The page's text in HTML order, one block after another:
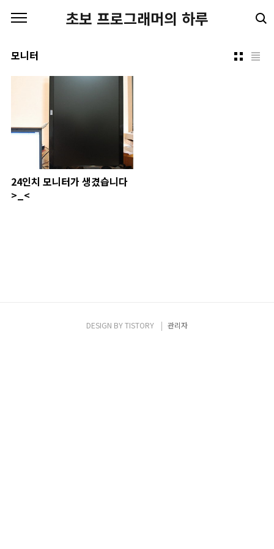
초보 프로그래머의 하루
모니터
24인치 모니터가 생겼습니다
>_<
DESIGN BYTISTORY 관리자